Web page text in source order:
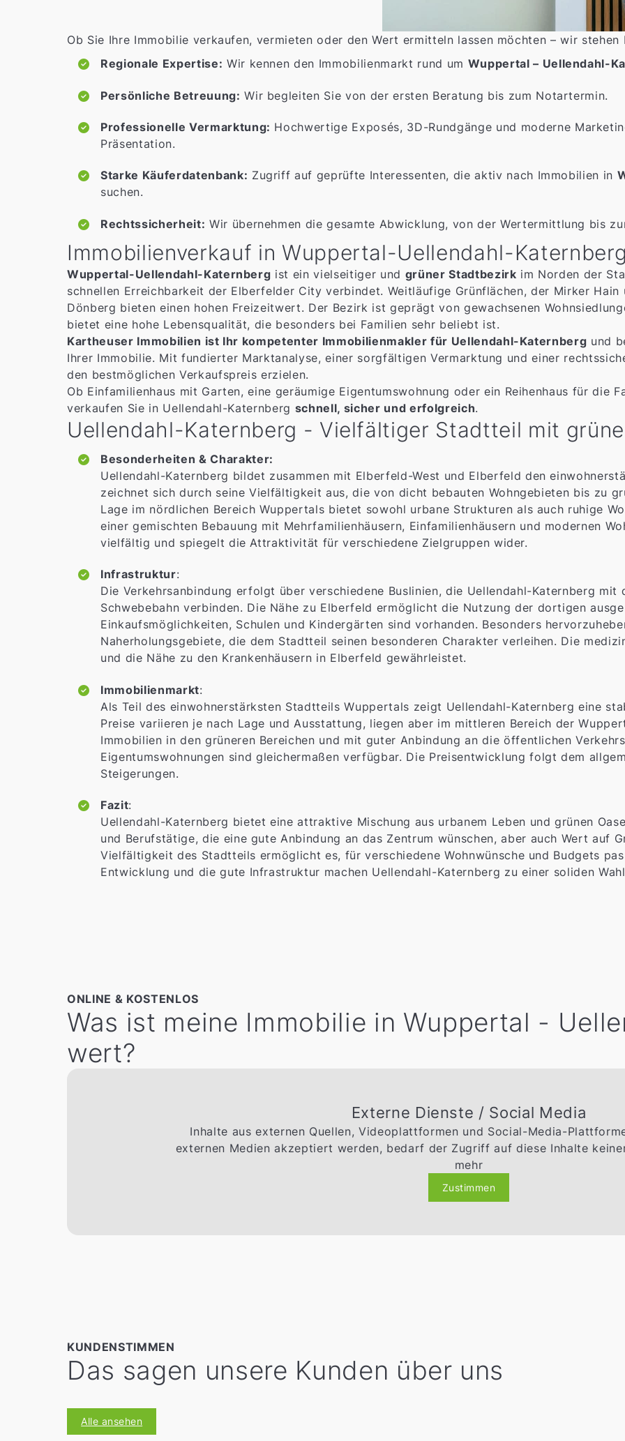
Ob Sie Ihre Immobilie verkaufen, vermieten oder den Wert ermitteln lassen möchten – wir
Regionale Expertise: Wir kennen den Immobilienmarkt rund um Wuppertal – Uellendahl-
Persönliche Betreuung: Wir begleiten Sie von der ersten Beratung bis zum Notartermin.
Professionelle Vermarktung: Hochwertige Exposés, 3D-Rundgänge und moderne
Präsentation.
Starke Käuferdatenbank: Zugriff auf geprüfte Interessenten, die aktiv nach Immobilien in
suchen.
Rechtssicherheit: Wir übernehmen die gesamte Abwicklung, von der Wertermittlung bis
Immobilienverkauf in Wuppertal-Uellendahl-
Wuppertal-Uellendahl-Katernberg ist ein vielseitiger und grüner Stadtbezirk im Norden der
schnellen Erreichbarkeit der Elberfelder City verbindet. Weitläufige Grünflächen, der Mirker Hain
Dönberg bieten einen hohen Freizeitwert. Der Bezirk ist geprägt von gewachsenen
bietet eine hohe Lebensqualität, die besonders bei Familien sehr beliebt ist.
Kartheuser Immobilien ist Ihr kompetenter Immobilienmakler für Uellendahl-Katernberg und
Ihrer Immobilie. Mit fundierter Marktanalyse, einer sorgfältigen Vermarktung und einer
den bestmöglichen Verkaufspreis erzielen.
Ob Einfamilienhaus mit Garten, eine geräumige Eigentumswohnung oder ein Reihenhaus für die
verkaufen Sie in Uellendahl-Katernberg schnell, sicher und erfolgreich.
Uellendahl-Katernberg - Vielfältiger Stadtteil mit
Besonderheiten & Charakter:
Uellendahl-Katernberg bildet zusammen mit Elberfeld-West und Elberfeld den
zeichnet sich durch seine Vielfältigkeit aus, die von dicht bebauten Wohngebieten bis zu
Lage im nördlichen Bereich Wuppertals bietet sowohl urbane Strukturen als auch ruhige
einer gemischten Bebauung mit Mehrfamilienhäusern, Einfamilienhäusern und modernen
vielfältig und spiegelt die Attraktivität für verschiedene Zielgruppen wider.
Infrastruktur:
Die Verkehrsanbindung erfolgt über verschiedene Buslinien, die Uellendahl-Katernberg
Schwebebahn verbinden. Die Nähe zu Elberfeld ermöglicht die Nutzung der dortigen
Einkaufsmöglichkeiten, Schulen und Kindergärten sind vorhanden. Besonders
Naherholungsgebiete, die dem Stadtteil seinen besonderen Charakter verleihen. Die
und die Nähe zu den Krankenhäusern in Elberfeld gewährleistet.
Immobilienmarkt:
Als Teil des einwohnerstärksten Stadtteils Wuppertals zeigt Uellendahl-Katernberg eine
Preise variieren je nach Lage und Ausstattung, liegen aber im mittleren Bereich der
Immobilien in den grüneren Bereichen und mit guter Anbindung an die öffentlichen
Eigentumswohnungen sind gleichermaßen verfügbar. Die Preisentwicklung folgt dem
Steigerungen.
Fazit:
Uellendahl-Katernberg bietet eine attraktive Mischung aus urbanem Leben und grünen
und Berufstätige, die eine gute Anbindung an das Zentrum wünschen, aber auch Wert auf
Vielfältigkeit des Stadtteils ermöglicht es, für verschiedene Wohnwünsche und Budgets
Entwicklung und die gute Infrastruktur machen Uellendahl-Katernberg zu einer soliden
ONLINE & KOSTENLOS
Was ist meine Immobilie in Wuppertal -
wert?
Externe Dienste / Social Media
Inhalte aus externen Quellen, Videoplattformen und Social-Media-
externen Medien akzeptiert werden, bedarf der Zugriff auf diese Inhalte
mehr
Zustimmen
KUNDENSTIMMEN
Das sagen unsere Kunden über uns
Alle ansehen